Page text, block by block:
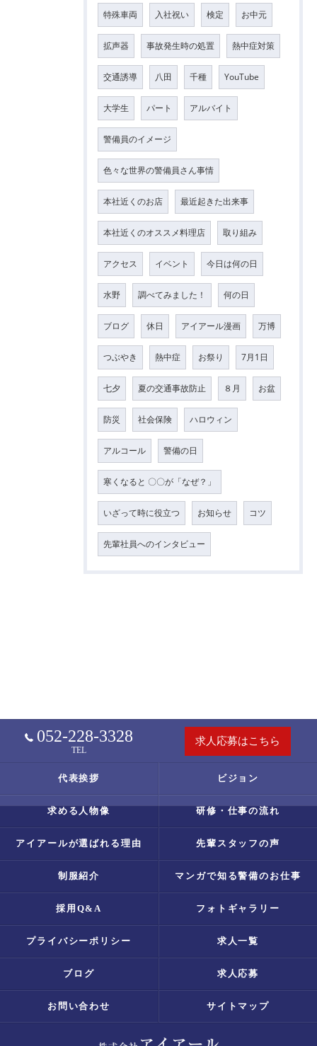
特殊車両 入社祝い 検定 お中元
拡声器 事故発生時の処置 熱中症対策
交通誘導 八田 千種 YouTube
大学生 パート アルバイト
警備員のイメージ
色々な世界の警備員さん事情
本社近くのお店 最近起きた出来事
本社近くのオススメ料理店 取り組み
アクセス イベント 今日は何の日
水野 調べてみました！ 何の日
ブログ 休日 アイアール漫画 万博
つぶやき 熱中症 お祭り 7月1日
七夕 夏の交通事故防止 ８月 お盆
防災 社会保険 ハロウィン
アルコール 警備の日
寒くなると 〇〇が「なぜ？」
いざって時に役立つ お知らせ コツ
先輩社員へのインタビュー
052-228-3328
TEL
求人応募はこちら
代表挨拶 ビジョン
求める人物像 研修・仕事の流れ
アイアールが選ばれる理由 先輩スタッフの声
制服紹介 マンガで知る警備のお仕事
採用Q&A フォトギャラリー
プライバシーポリシー 求人一覧
ブログ 求人応募
お問い合わせ サイトマップ